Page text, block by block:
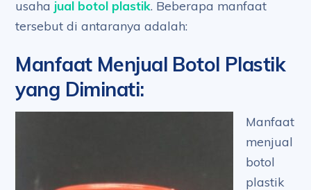
usaha jual botol plastik. Beberapa manfaat
tersebut di antaranya adalah:
Manfaat Menjual Botol Plastik
yang Diminati:
Manfaat
menjual
botol
plastik